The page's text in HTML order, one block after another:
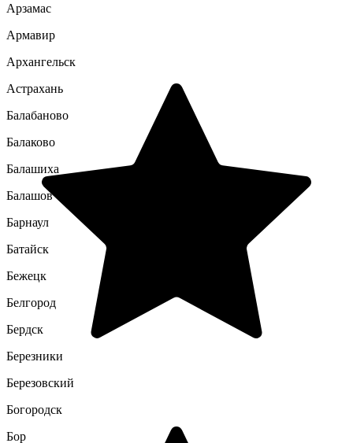
Арзамас
Армавир
Архангельск
Астрахань
Балабаново
Балаково
Балашиха
Балашов
Барнаул
Батайск
Бежецк
Белгород
Бердск
Березники
Березовский
Богородск
Бор